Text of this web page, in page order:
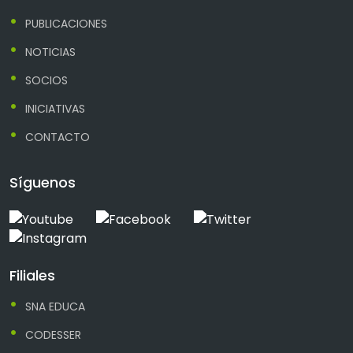
PUBLICACIONES
NOTICIAS
SOCIOS
INICIATIVAS
CONTACTO
Síguenos
Filiales
SNA EDUCA
CODESSER